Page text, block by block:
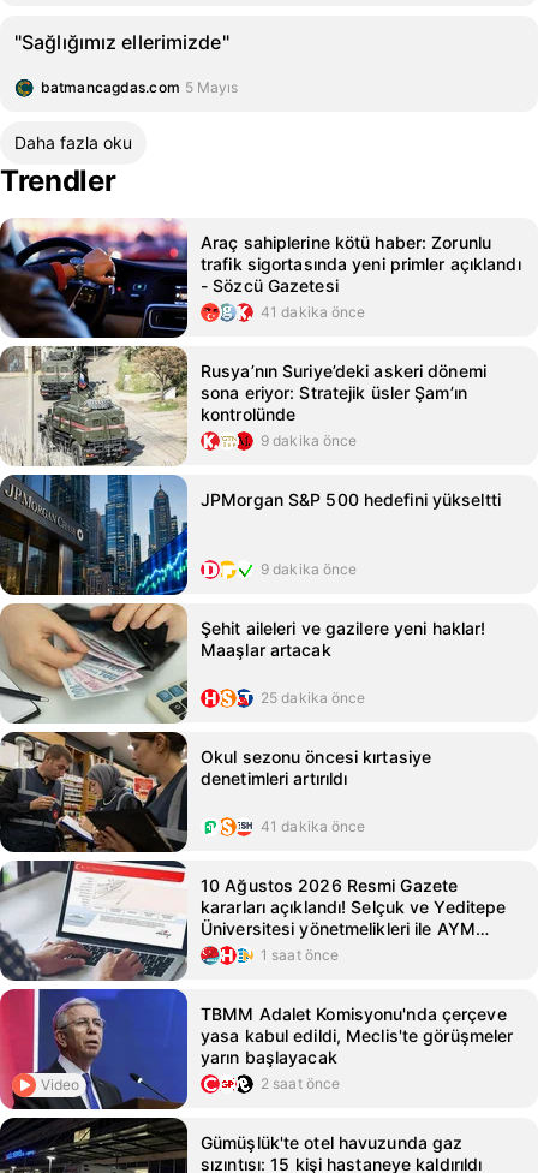
"Sağlığımız ellerimizde"
batmancagdas.com 5 Mayıs
Daha fazla oku
Trendler
Araç sahiplerine kötü haber: Zorunlu
trafik sigortasında yeni primler açıklandı
- Sözcü Gazetesi
41 dakika önce
Rusya’nın Suriye’deki askeri dönemi
sona eriyor: Stratejik üsler Şam’ın
kontrolünde
9 dakika önce
JPMorgan S&P 500 hedefini yükseltti
9 dakika önce
Şehit aileleri ve gazilere yeni haklar!
Maaşlar artacak
25 dakika önce
Okul sezonu öncesi kırtasiye
denetimleri artırıldı
41 dakika önce
10 Ağustos 2026 Resmi Gazete
kararları açıklandı! Selçuk ve Yeditepe
Üniversitesi yönetmelikleri ile AYM
kararları Resmi Gazete'de!
1 saat önce
Video
TBMM Adalet Komisyonu'nda çerçeve
yasa kabul edildi, Meclis'te görüşmeler
yarın başlayacak
2 saat önce
Gümüşlük'te otel havuzunda gaz
sızıntısı: 15 kişi hastaneye kaldırıldı